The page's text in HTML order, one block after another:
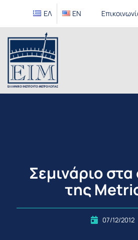
ΕΛ EΝ
Σεμινάριο
της
07/12/2012